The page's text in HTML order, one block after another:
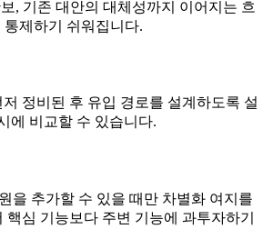
, 기존 대안의 대체성까지 이어지는 흐
통제하기 쉬워집니다.
정비된 후 유입 경로를 설계하도록 설
에 비교할 수 있습니다.
을 추가할 수 있을 때만 차별화 여지를
심 기능보다 주변 기능에 과투자하기